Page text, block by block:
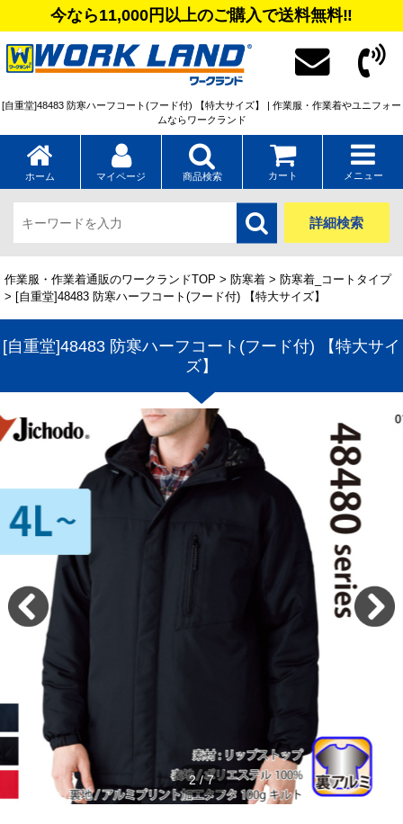
今なら11,000円以上のご購入で送料無料‼
[自重堂]48483 防寒ハーフコート(フード付) 【特大サイズ】 | 作業服・作業着やユニフォー
ムならワークランド
ホーム マイページ 商品検索 カート メニュー
詳細検索
作業服・作業着通販のワークランドTOP > 防寒着 > 防寒着_コートタイプ
> [自重堂]48483 防寒ハーフコート(フード付) 【特大サイズ】
[自重堂]48483 防寒ハーフコート(フード付) 【特大サイ
ズ】
2/7